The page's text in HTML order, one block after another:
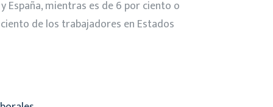
España, mientras es de 6 por ciento o
de los trabajadores en Estados